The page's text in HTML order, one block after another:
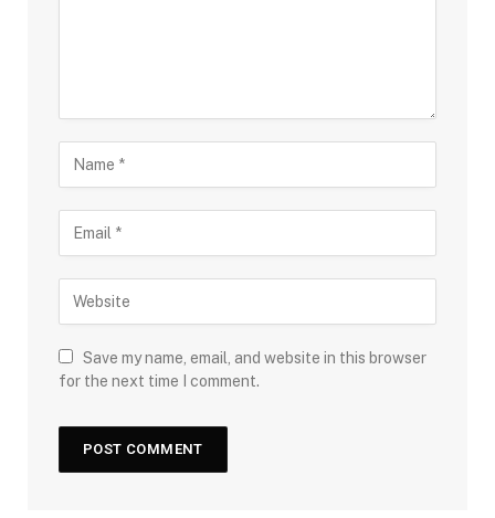
Save my name, email, and website in this browser
for the next time I comment.